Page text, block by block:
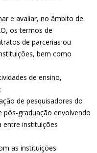
e avaliar, no âmbito de
os termos de
de parcerias ou
bem como
de ensino,
de pesquisadores do
pós-graduação envolvendo
entre instituições
as instituições